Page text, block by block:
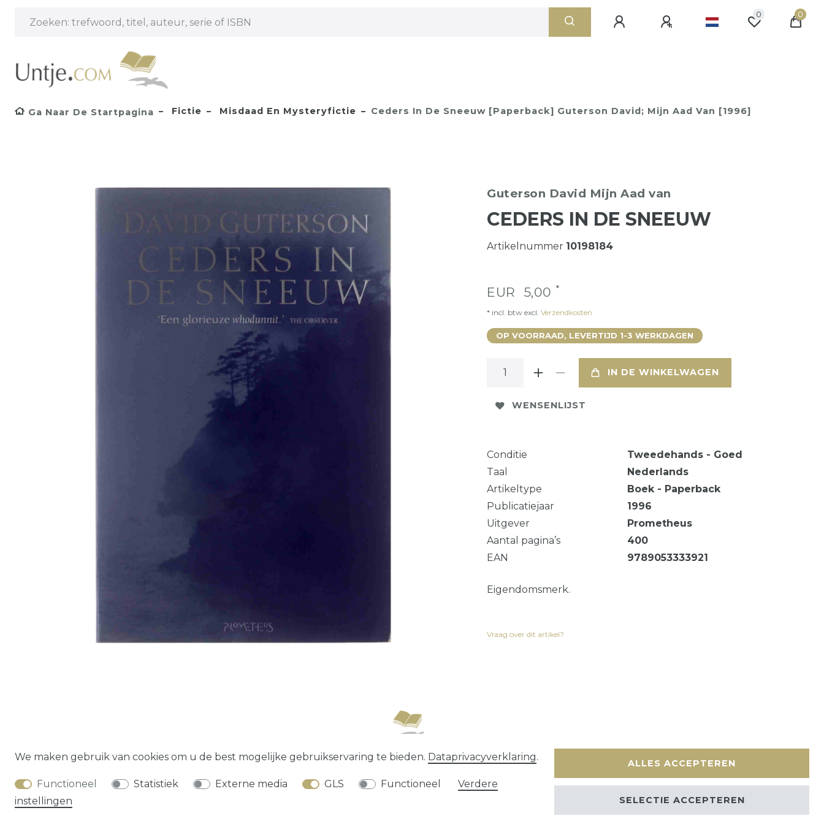
0 0
Ga Naar De Startpagina Fictie Misdaad En Mysteryfictie Ceders In De Sneeuw [Paperback] Guterson David; Mijn Aad Van [1996]
Guterson David Mijn Aad van
CEDERS IN DE SNEEUW
Artikelnummer 10198184
EUR 5,00 *
* incl. btw excl. Verzendkosten
OP VOORRAAD, LEVERTIJD 1-3 WERKDAGEN
IN DE WINKELWAGEN
WENSENLIJST
Conditie
Tweedehands - Goed
Taal
Nederlands
Artikeltype
Boek - Paperback
Publicatiejaar
1996
Uitgever
Prometheus
Aantal pagina’s
400
EAN
9789053333921
Eigendomsmerk.
Vraag over dit artikel?
Herroepings­recht Data­privacy­verklaring Algemene voorwaarden
We maken gebruik van cookies om u de best mogelijke gebruikservaring te bieden. Data­privacy­verklaring.
Functioneel Statistiek Externe media GLS Functioneel
Verdere
instellingen
ALLES ACCEPTEREN
SELECTIE ACCEPTEREN